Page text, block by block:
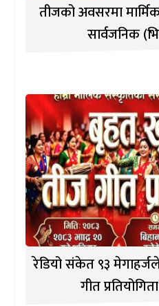
तीजको अवसरमा
सार्वजनिक
रेडियो संकेत ९३
गीत